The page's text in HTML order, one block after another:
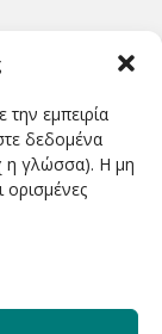
εμπειρία
δεδομένα
η γλώσσα). Η μη
20.00
NΈΑ &